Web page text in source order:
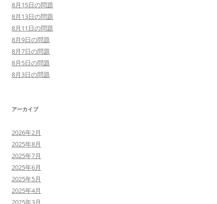
8月15日の問題
8月13日の問題
8月11日の問題
8月9日の問題
8月7日の問題
8月5日の問題
8月3日の問題
アーカイブ
2026年2月
2025年8月
2025年7月
2025年6月
2025年5月
2025年4月